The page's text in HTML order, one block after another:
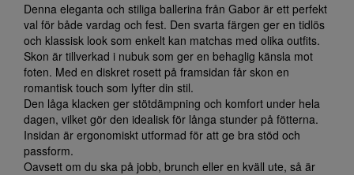
Denna eleganta och stiliga ballerina från Gabor är ett perfekt
val för både vardag och fest. Den svarta färgen ger en tidlös
och klassisk look som enkelt kan matchas med olika outfits.
Skon är tillverkad i nubuk som ger en behaglig känsla mot
foten. Med en diskret rosett på framsidan får skon en
romantisk touch som lyfter din stil.
Den låga klacken ger stötdämpning och komfort under hela
dagen, vilket gör den idealisk för långa stunder på fötterna.
Insidan är ergonomiskt utformad för att ge bra stöd och
passform.
Oavsett om du ska på jobb, brunch eller en kväll ute, så är